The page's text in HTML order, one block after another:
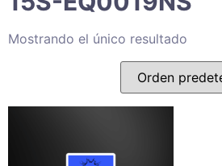
Mostrando el único resultado